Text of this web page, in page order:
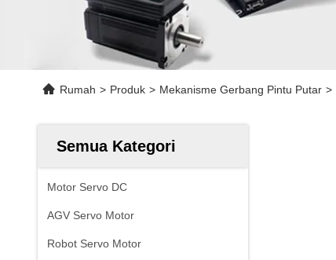
Rumah > Produk > Mekanisme Gerbang Pintu Putar >
Semua Kategori
Motor Servo DC
AGV Servo Motor
Robot Servo Motor